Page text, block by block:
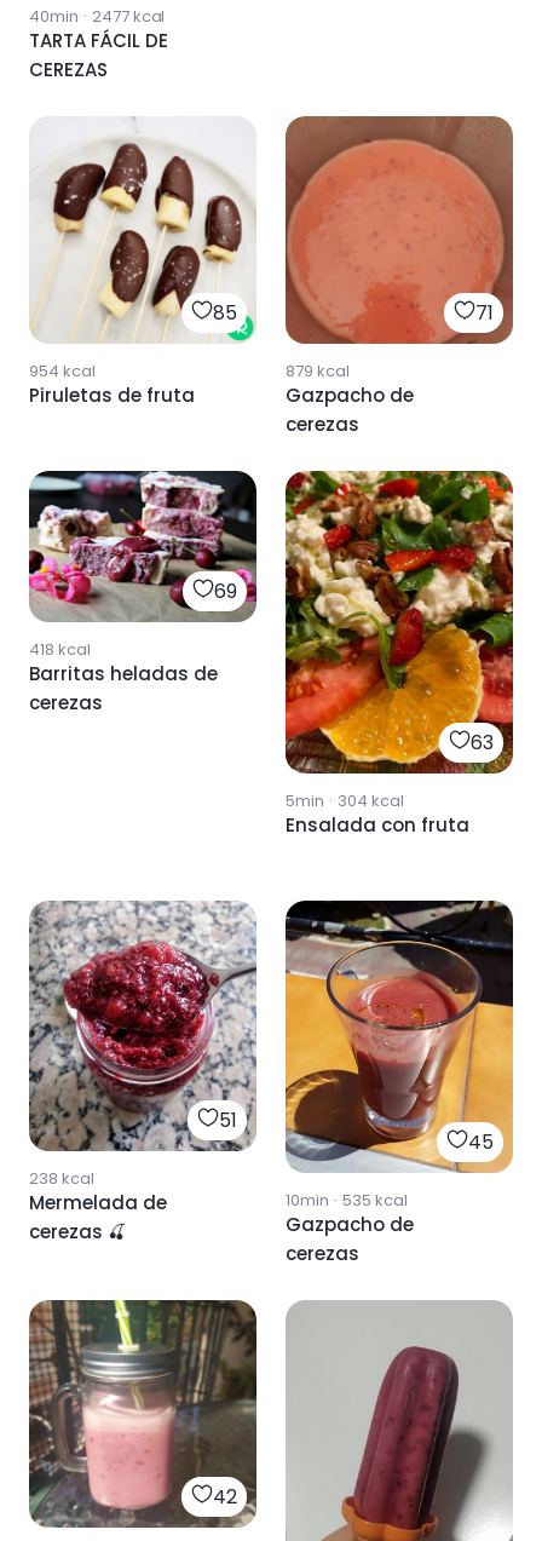
40min · 2477kcal
TARTA FÁCIL DE
CEREZAS
85
954 kcal
Piruletas de fruta
71
879 kcal
Gazpacho de
cerezas
69
418 kcal
Barritas heladas de
cerezas
63
5min · 304 kcal
Ensalada con fruta
51
238 kcal
Mermelada de
cerezas 🍒
45
10min · 535 kcal
Gazpacho de
cerezas
42